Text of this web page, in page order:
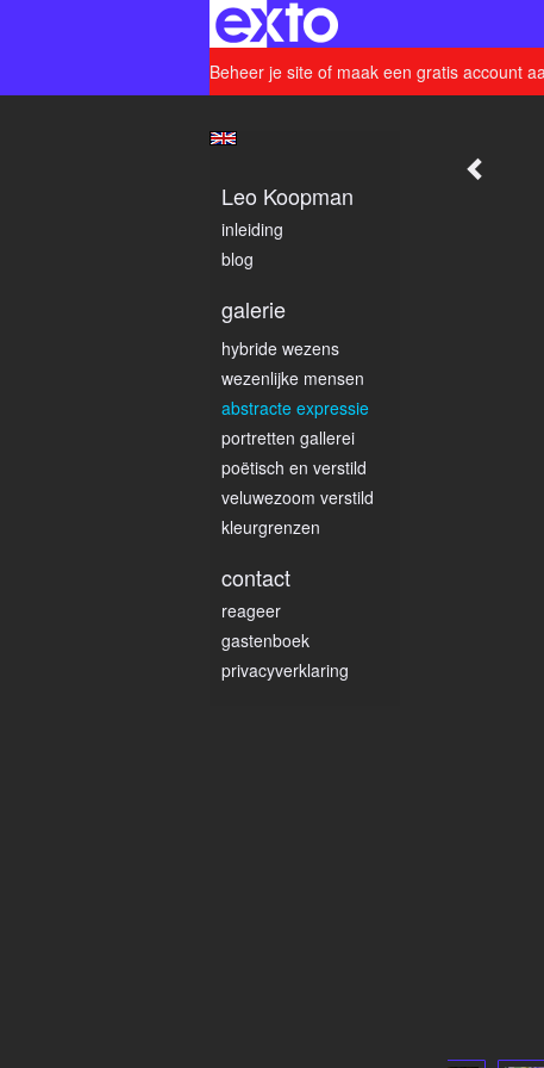
Beheer je site of maak een gratis account
Leo Koopman
inleiding
blog
galerie
hybride wezens
wezenlijke mensen
abstracte expressie
portretten gallerei
poëtisch en verstild
veluwezoom verstild
kleurgrenzen
contact
reageer
gastenboek
privacyverklaring